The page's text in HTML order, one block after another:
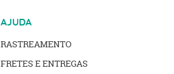
AJUDA
RASTREAMENTO
FRETES E ENTREGAS